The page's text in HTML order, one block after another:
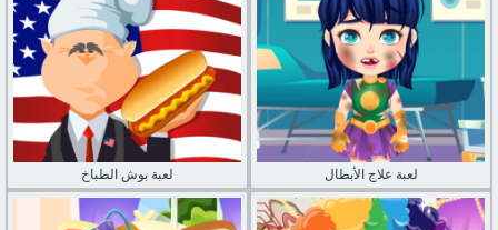
لعبة بوش الطباخ لعبة علاج الأبطال